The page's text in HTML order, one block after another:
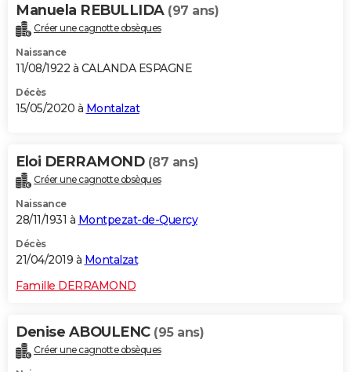
Manuela REBULLIDA (97 ans)
Créer une cagnotte obsèques
Naissance
11/08/1922 à CALANDA ESPAGNE
Décès
15/05/2020 à Montalzat
Eloi DERRAMOND (87 ans)
Créer une cagnotte obsèques
Naissance
28/11/1931 à Montpezat-de-Quercy
Décès
21/04/2019 à Montalzat
Famille DERRAMOND
Denise ABOULENC (95 ans)
Créer une cagnotte obsèques